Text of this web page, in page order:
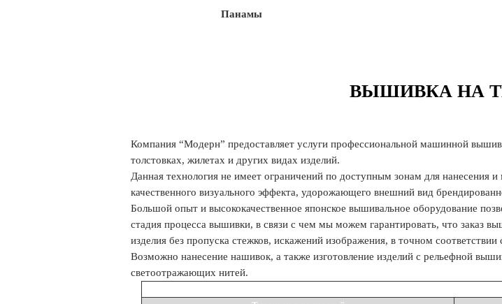
Панамы
ВЫШИВКА НА
Компания “Модерн” предоставляет услуги профессиональной машинной
толстовках, жилетах и других видах изделий.
Данная технология не имеет ограничений по доступным зонам для нанесения
качественного визуального эффекта, удорожающего внешний вид
Большой опыт и высококачественное японское вышивальное оборудование
стадия процесса вышивки, в связи с чем мы можем гарантировать, что заказ
изделия без пропуска стежков, искажений изображения, в точном соответствии
Возможно нанесение нашивок, а также изготовление изделий с рельефной
светоотражающих нитей.